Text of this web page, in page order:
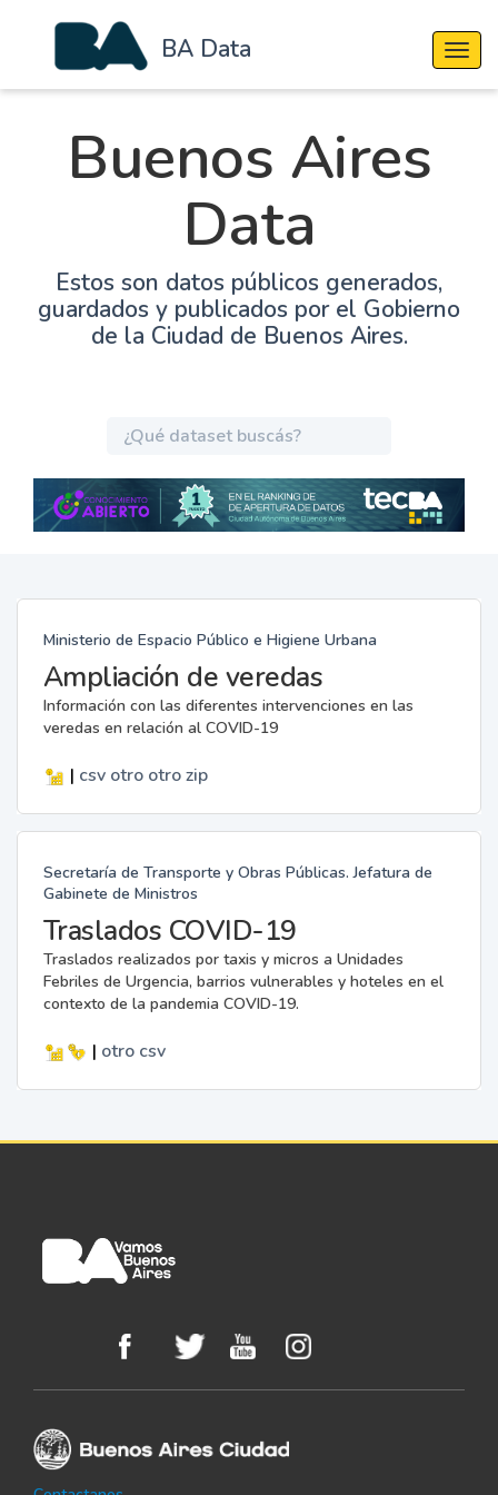
BA Data
Buenos Aires
Data
Estos son datos públicos generados,
guardados y publicados por el Gobierno
de la Ciudad de Buenos Aires.
Ministerio de Espacio Público e Higiene Urbana
Ampliación de veredas
Información con las diferentes intervenciones en las
veredas en relación al COVID-19
| csv otro otro zip
Secretaría de Transporte y Obras Públicas. Jefatura de
Gabinete de Ministros
Traslados COVID-19
Traslados realizados por taxis y micros a Unidades
Febriles de Urgencia, barrios vulnerables y hoteles en el
contexto de la pandemia COVID-19.
| otro csv